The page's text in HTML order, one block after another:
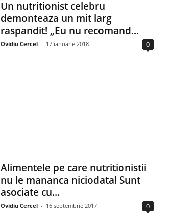
Un nutritionist celebru
demonteaza un mit larg
raspandit! „Eu nu recomand...
Ovidiu Cercel - 17 ianuarie 2018 0
Alimentele pe care nutritionistii
nu le mananca niciodata! Sunt
asociate cu...
Ovidiu Cercel - 16 septembrie 2017 0